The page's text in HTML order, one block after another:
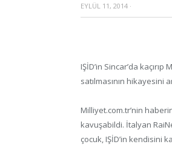
EYLÜL 11, 2014 ·
IŞİD’in Sincar’da
satılmasının hikayesini
Milliyet.com.tr’nin
kavuşabildi. İtalyan
çocuk, IŞİD’in kendisini